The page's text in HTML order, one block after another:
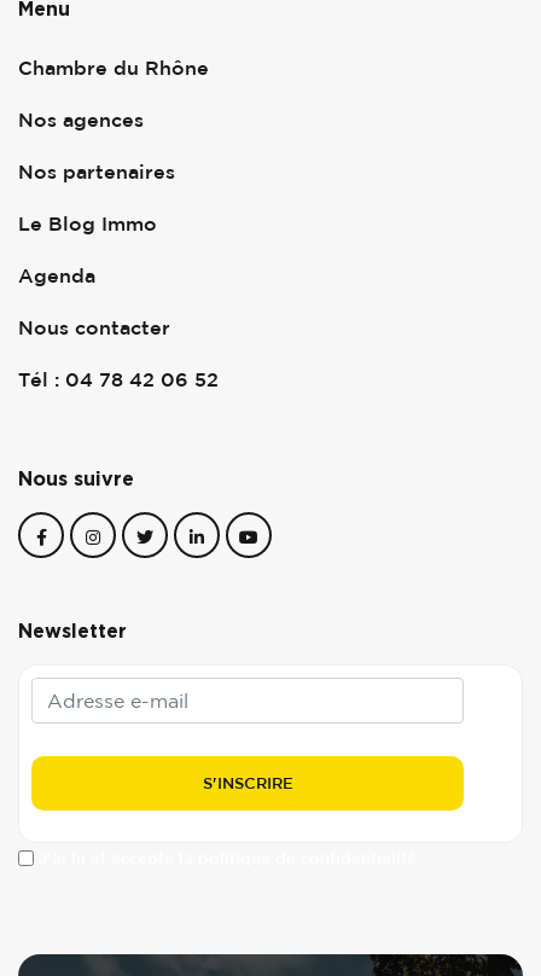
Menu
Chambre du Rhône
Nos agences
Nos partenaires
Le Blog Immo
Agenda
Nous contacter
Tél : 04 78 42 06 52
Nous suivre
Newsletter